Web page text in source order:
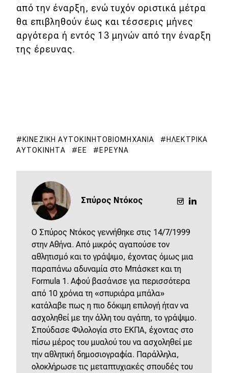
από την έναρξη, ενώ τυχόν οριστικά μέτρα
θα επιβληθούν έως και τέσσερις μήνες
αργότερα ή εντός 13 μηνών από την έναρξη
της έρευνας.
ΚΙΝΕΖΙΚΉ ΑΥΤΟΚΙΝΗΤΟΒΙΟΜΗΧΑΝΊΑ
ΗΛΕΚΤΡΙΚΆ
ΑΥΤΟΚΊΝΗΤΑ
ΕΕ ΈΡΕΥΝΑ
Σπύρος Ντόκος
O Σπύρος Ντόκος γεννήθηκε στις 14/7/1999
στην Αθήνα. Από μικρός αγαπούσε τον
αθλητισμό και το γράψιμο, έχοντας όμως μια
παραπάνω αδυναμία στο Μπάσκετ και τη
Formula 1. Αφού βασάνισε για περισσότερα
από 10 χρόνια τη «σπυριάρα μπάλα»
κατάλαβε πως η πιο δόκιμη επιλογή ήταν να
ασχοληθεί με την άλλη του αγάπη, το γράψιμο.
Σπούδασε Φιλολογία στο ΕΚΠΑ, έχοντας στο
πίσω μέρος του μυαλού του να ασχοληθεί με
την αθλητική δημοσιογραφία. Παράλληλα,
ολοκλήρωσε τις μεταπτυχιακές σπουδές του